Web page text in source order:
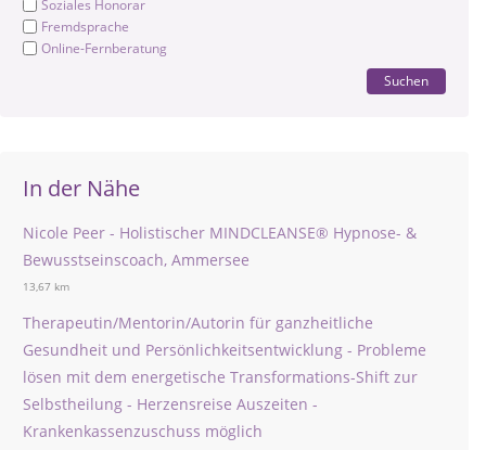
Soziales Honorar
Fremdsprache
Online-Fernberatung
Suchen
In der Nähe
Nicole Peer - Holistischer MINDCLEANSE®️ Hypnose- &
Bewusstseinscoach, Ammersee
13,67 km
Therapeutin/Mentorin/Autorin für ganzheitliche
Gesundheit und Persönlichkeitsentwicklung - Probleme
lösen mit dem energetische Transformations-Shift zur
Selbstheilung - Herzensreise Auszeiten -
Krankenkassenzuschuss möglich